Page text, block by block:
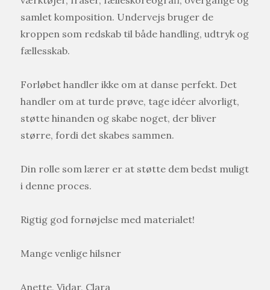
samlet komposition. Undervejs bruger de
kroppen som redskab til både handling, udtryk og
fællesskab.
Forløbet handler ikke om at danse perfekt. Det
handler om at turde prøve, tage idéer alvorligt,
støtte hinanden og skabe noget, der bliver
større, fordi det skabes sammen.
Din rolle som lærer er at støtte dem bedst muligt
i denne proces.
Rigtig god fornøjelse med materialet!
Mange venlige hilsner
Anette, Vidar, Clara